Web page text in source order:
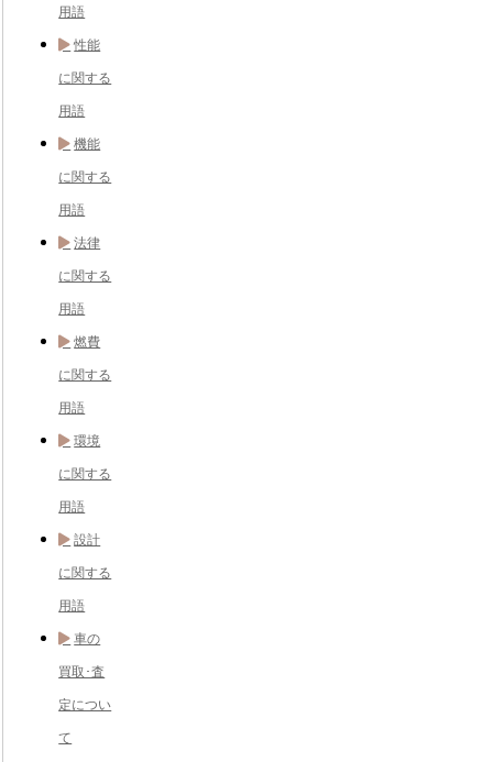
用語
性能
に関する
用語
機能
に関する
用語
法律
に関する
用語
燃費
に関する
用語
環境
に関する
用語
設計
に関する
用語
車の
買取･査
定につい
て